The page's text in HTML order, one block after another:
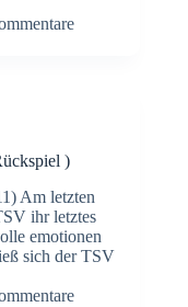
)
Am letzten
ihr letztes
emotionen
sich der TSV